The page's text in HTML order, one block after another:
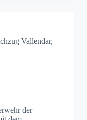
Vallendar,
der